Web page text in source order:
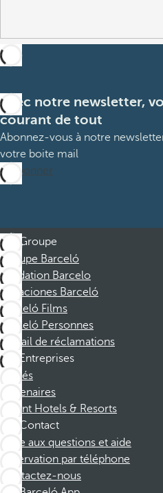
Avec notre newsletter,
courant de tout
Abonnez-vous à notre
votre boite mail
M’abonner
Groupe
Groupe Barceló
Fondation Barcelo
Vacaciones Barceló
Barceló Films
Barceló Personnes
Portail de réclamations
Entreprises
Affiliés
Partenaires
Dorint Hotels & Resorts
Contact
Foire aux questions et aide
Réservation par téléphone
Contactez-nous